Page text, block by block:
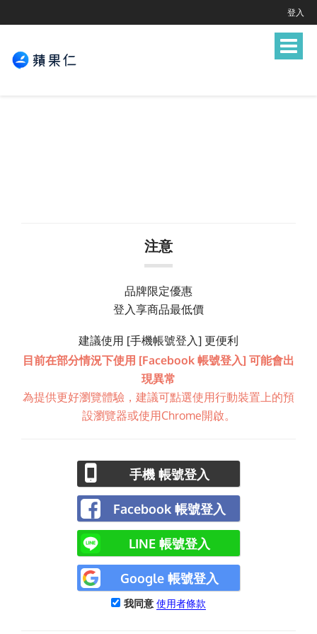
登入
Toggle
注意
品牌限定優惠
登入享商品最低價
建議使用 [手機帳號登入] 更便利
目前在部分情況下使用 [Facebook 帳號登入] 可能會出
現異常
為提供更好瀏覽體驗，建議可點選使用行動裝置上的預
設瀏覽器或使用Chrome開啟。
手機 帳號登入
Facebook 帳號登入
LINE 帳號登入
Google 帳號登入
我同意 使用者條款